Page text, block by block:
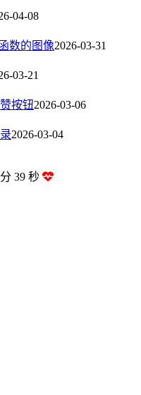
04-08
数的图像2026-03-31
03-21
按钮2026-03-06
2026-03-04
40 秒